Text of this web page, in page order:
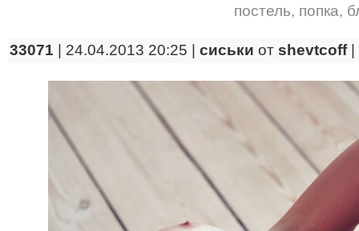
постель, попка,
33071 | 24.04.2013 20:25 | сиськи от shevtcoff|